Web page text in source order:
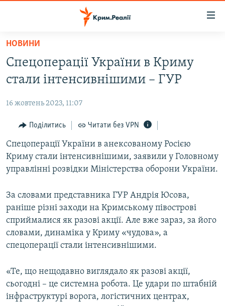
Перейти
основного
матеріалу
до
навігації
Перейти
до
пошуку
ВОДА.КРИМ
ПОЛІТИКА
БЛОГИ
ПОГЛЯД
ІНТЕРВ'Ю
СПЕЦПРОЕКТИ
ДЕПОРТАЦІЯ
ВІДЕОУРОКИ «ELIFBE»
СВІДЧЕННЯ ОКУПАЦІЇ
УКРАЇНСЬКА ПРОБЛЕМА КРИМУ
ІНФОГРАФІКА
ЯК ОБІЙТИ БЛОКУВАННЯ
Русский
ДОЛУЧАЙСЯ!
НОВИНИ
Спецоперації України в Криму
стали інтенсивнішими – ГУР
16 жовтень 2023, 11:07
Поділитись Читати без VPN
Спецоперації України в анексованому Росією
Криму стали інтенсивнішими, заявили у Головному
управлінні розвідки Міністерства оборони України.
За словами представника ГУР Андрія Юсова,
раніше різні заходи на Кримському півострові
сприймалися як разові акції. Але вже зараз, за його
словами, динаміка у Криму «чудова», а
спецоперації стали інтенсивнішими.
«Те, що нещодавно виглядало як разові акції,
сьогодні – це системна робота. Це удари по штабній
інфраструктурі ворога, логістичних центрах,